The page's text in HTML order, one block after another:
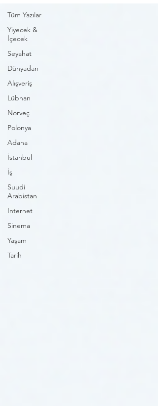
Tüm Yazılar
Yiyecek &
İçecek
Seyahat
Dünyadan
Alışveriş
Lübnan
Norveç
Polonya
Adana
İstanbul
İş
Suudi
Arabistan
Internet
Sinema
Yaşam
Tarih